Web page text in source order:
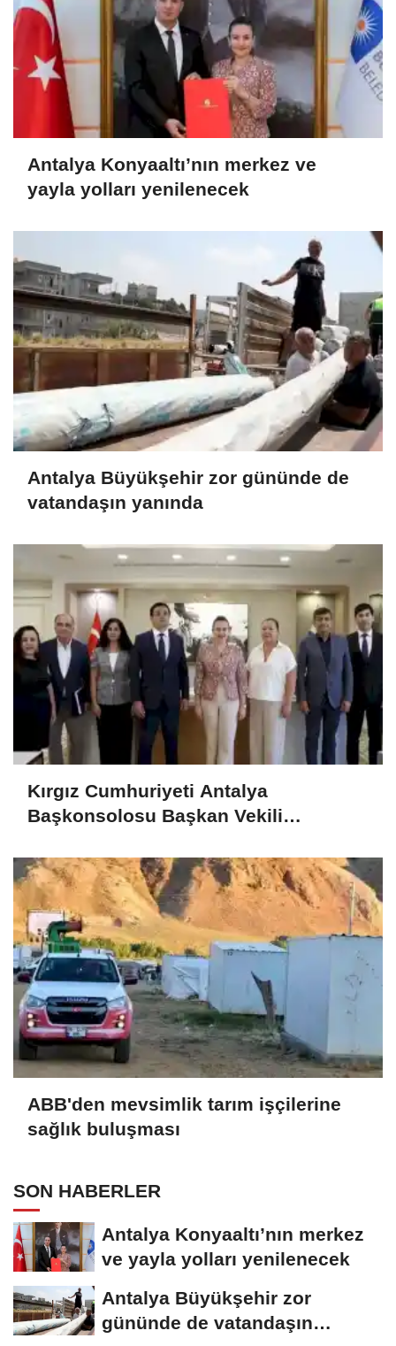
Antalya Konyaaltı’nın merkez ve
yayla yolları yenilenecek
Antalya Büyükşehir zor gününde de
vatandaşın yanında
Kırgız Cumhuriyeti Antalya
Başkonsolosu Başkan Vekili
ABB'den mevsimlik tarım işçilerine
sağlık buluşması
SON HABERLER
Antalya Konyaaltı’nın merkez
ve yayla yolları yenilenecek
Antalya Büyükşehir zor
gününde de vatandaşın